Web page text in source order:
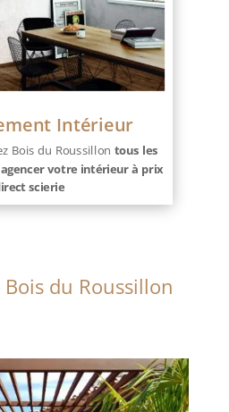
Intérieur
Bois du Roussillon tous les
agencer votre intérieur à prix
scierie
Bois du Roussillon